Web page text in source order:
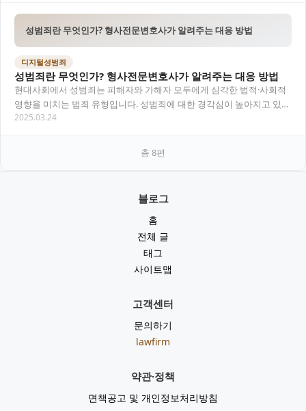
성범죄란 무엇인가? 형사전문변호사가 알려주는 대응 방법
디지털성범죄
성범죄란 무엇인가? 형사전문변호사가 알려주는 대응 방법
현대사회에서 성범죄는 피해자와 가해자 모두에게 심각한 법적·사회적
영향을 미치는 범죄 유형입니다. 성범죄에 대한 경각심이 높아지고 있지
만, 여전히 정확한 개념과 대응 방법을 모르는…
2025.03.24
총 8편
블로그
홈
전체 글
태그
사이트맵
고객센터
문의하기
lawfirm
약관·정책
면책공고 및 개인정보처리방침